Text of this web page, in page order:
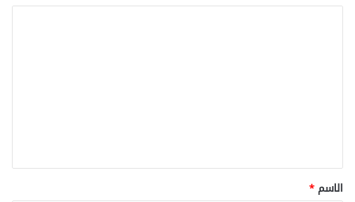
*
الاسم*